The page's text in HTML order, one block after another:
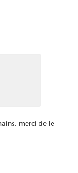
merci de le